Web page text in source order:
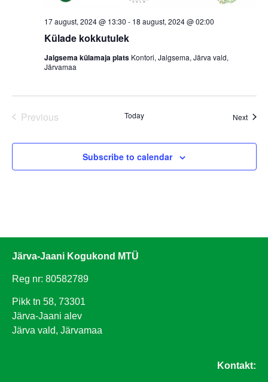
Külade kokkutulek
17 august, 2024 @ 13:30 - 18 august, 2024 @ 02:00
Jalgsema külamaja plats Kontori, Jalgsema, Järva vald,
Järvamaa
PreviousEvents Today Next
Subscribe to calendar
Järva-Jaani Kogukond MTÜ
Reg nr: 80582789
Pikk tn 58, 73301
Järva-Jaani alev
Järva vald, Järvamaa
Kontakt: